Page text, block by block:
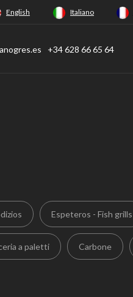
English Italiano
+34 628 66 65 64
Espeteros - Fish grills
a paletti Carbone